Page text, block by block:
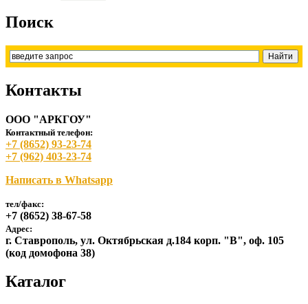
Поиск
Контакты
ООО "АРКГОУ"
Контактный телефон:
+7 (8652) 93-23-74
+7 (962) 403-23-74
Написать в Whatsapp
тел/факс:
+7 (8652) 38-67-58
Адрес:
г. Ставрополь, ул. Октябрьская д.184 корп. "В", оф. 105
(код домофона 38)
Каталог